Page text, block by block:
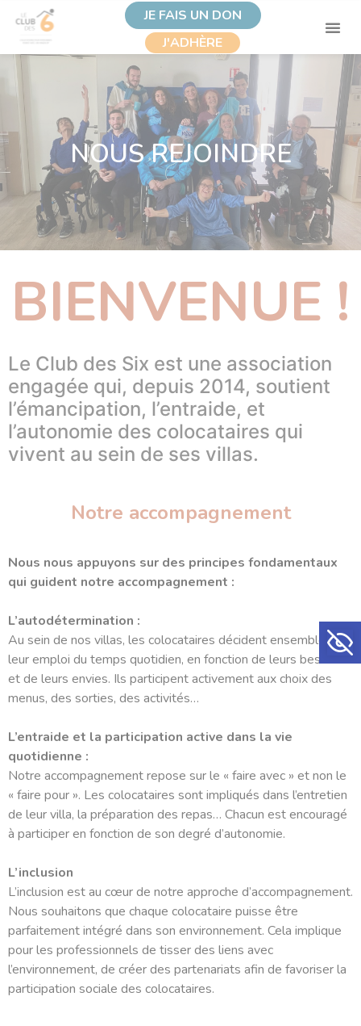
Ouvrir
JE FAIS UN DON
J'ADHÈRE
NOUS REJOINDRE
BIENVENUE !
Le Club des Six est une association
engagée qui, depuis 2014, soutient
l’émancipation, l’entraide, et
l’autonomie des colocataires qui
vivent au sein de ses villas.
Notre accompagnement
Nous nous appuyons sur des principes fondamentaux
qui guident notre accompagnement :
L’autodétermination :
Au sein de nos villas, les colocataires décident ensemble de
leur emploi du temps quotidien, en fonction de leurs besoins
et de leurs envies. Ils participent activement aux choix des
menus, des sorties, des activités…
L’entraide et la participation active dans la vie
quotidienne :
Notre accompagnement repose sur le « faire avec » et non le
« faire pour ». Les colocataires sont impliqués dans l’entretien
de leur villa, la préparation des repas… Chacun est encouragé
à participer en fonction de son degré d’autonomie.
L’inclusion
L’inclusion est au cœur de notre approche d’accompagnement.
Nous souhaitons que chaque colocataire puisse être
parfaitement intégré dans son environnement. Cela implique
pour les professionnels de tisser des liens avec
l’environnement, de créer des partenariats afin de favoriser la
participation sociale des colocataires.